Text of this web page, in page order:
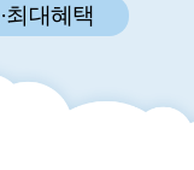
·최대혜택